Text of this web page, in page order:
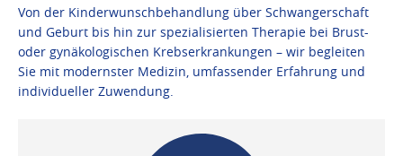
Von der Kinderwunschbehandlung über Schwangerschaft
und Geburt bis hin zur spezialisierten Therapie bei Brust-
oder gynäkologischen Krebserkrankungen – wir begleiten
Sie mit modernster Medizin, umfassender Erfahrung und
individueller Zuwendung.